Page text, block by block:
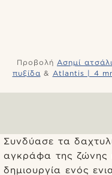
Προβολή Ασημί
πυξίδα& Atlantis | 4
Συνδύασε τα
αγκράφα της ζώνης
δημιουργία ενός